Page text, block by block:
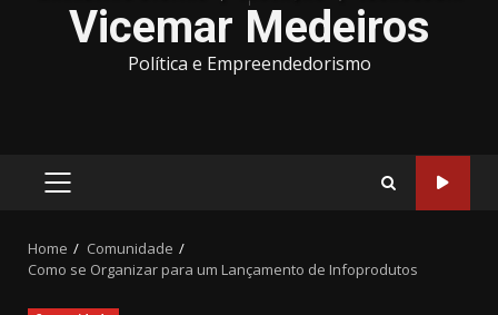
Vicemar Medeiros
Política e Empreendedorismo
PRIMARY
Home
Comunidade
Como se Organizar para um Lançamento de Infoprodutos